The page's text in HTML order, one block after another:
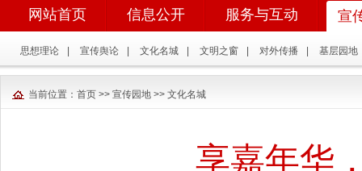
网站首页 信息公开 服务与互动 宣
思想理论 宣传舆论 文化名城 文明之窗 对外传播 基层园地
当前位置： 首页 >> 宣传园地 >> 文化名城
享嘉年华